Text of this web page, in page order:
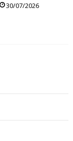
30/07/2026